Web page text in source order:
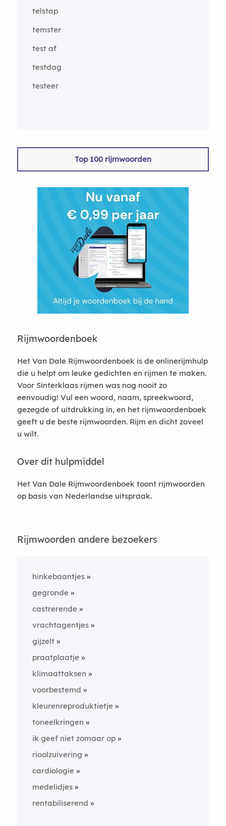
telstap
temster
test af
testdag
testeer
Top 100 rijmwoorden
Rijmwoordenboek
Het Van Dale Rijmwoordenboek is de onlinerijmhulp
die u helpt om leuke gedichten en rijmen te maken.
Voor Sinterklaas rijmen was nog nooit zo
eenvoudig! Vul een woord, naam, spreekwoord,
gezegde of uitdrukking in, en het rijmwoordenboek
geeft u de beste rijmwoorden. Rijm en dicht zoveel
u wilt.
Over dit hulpmiddel
Het Van Dale Rijmwoordenboek toont rijmwoorden
op basis van Nederlandse uitspraak.
Rijmwoorden andere bezoekers
hinkebaantjes
gegronde
castrerende
vrachtagentjes
gijzelt
praatplaatje
klimaattaksen
voorbestemd
kleurenreproduktietje
toneelkringen
ik geef niet zomaar op
rioolzuivering
cardiologie
medelidjes
rentabiliserend